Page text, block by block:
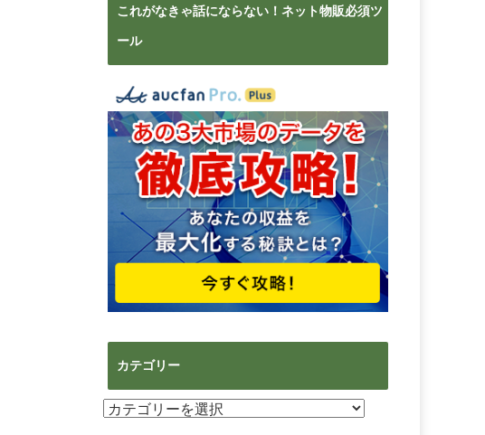
これがなきゃ話にならない！ネット物販必須ツ
ール
カテゴリー
カ